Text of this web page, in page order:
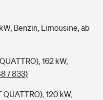
Benzin, Limousine, ab
162 kW,
/ 833)
120 kW,